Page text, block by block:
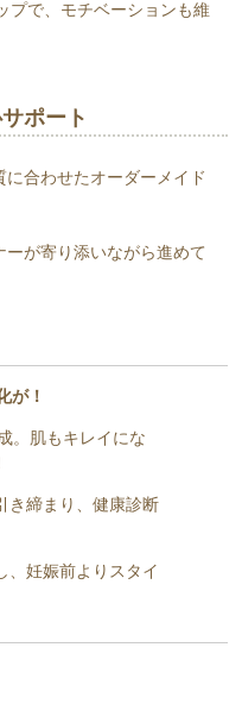
プで、モチベーションも維
ポート
合わせたオーダーメイド
が寄り添いながら進めて
が！
。肌もキレイにな
き締まり、健康診断
、妊娠前よりスタイ